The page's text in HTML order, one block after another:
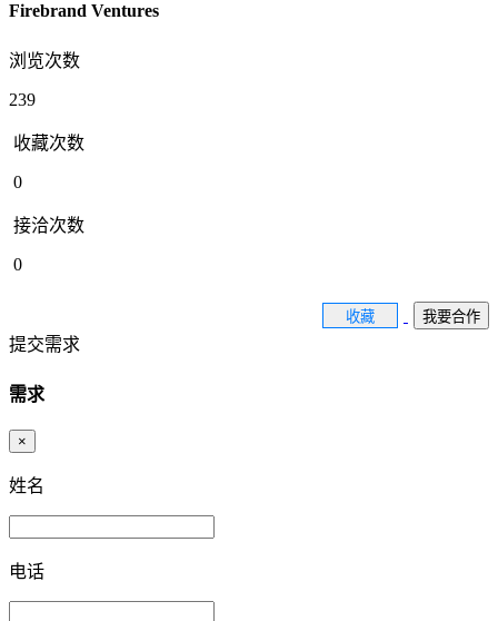
Firebrand Ventures
浏览次数
239
收藏次数
0
接洽次数
0
收藏 我要合作
提交需求
需求
×
姓名
电话